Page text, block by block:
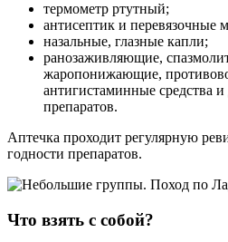
термометр ртутный;
антисептик и перевязочные
назальные, глазные капли;
ранозаживляющие,
жаропонижающие,
антигистаминные средства
препаратов.
Аптечка проходит регулярную
годности препаратов.
Что взять с собой?